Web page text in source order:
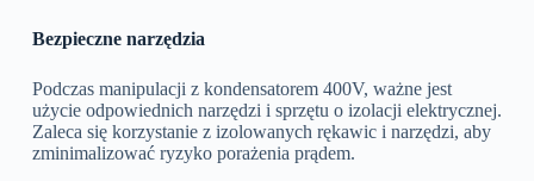
Bezpieczne narzędzia
Podczas manipulacji z kondensatorem 400V, ważne jest
użycie odpowiednich narzędzi i sprzętu o izolacji elektrycznej.
Zaleca się korzystanie z izolowanych rękawic i narzędzi, aby
zminimalizować ryzyko porażenia prądem.